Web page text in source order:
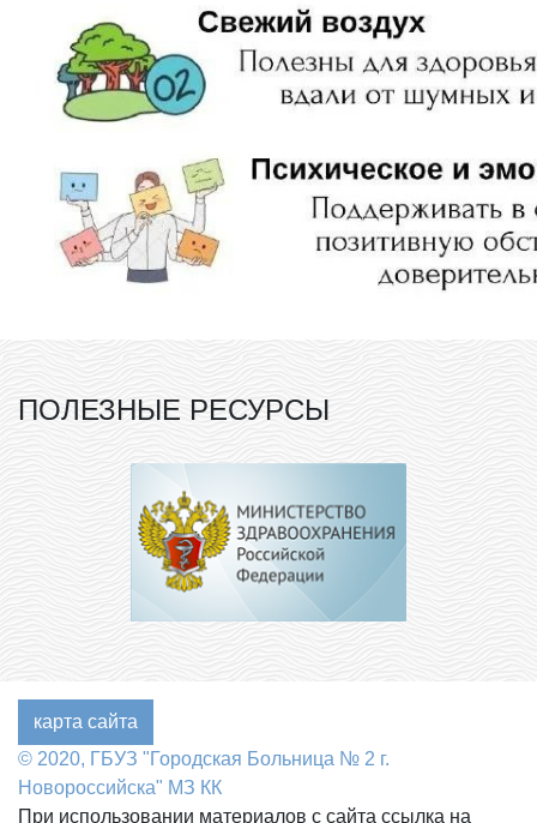
ПОЛЕЗНЫЕ РЕСУРСЫ
карта сайта
© 2020, ГБУЗ "Городская Больница № 2 г.
Новороссийска" МЗ КК
При использовании материалов с сайта ссылка на